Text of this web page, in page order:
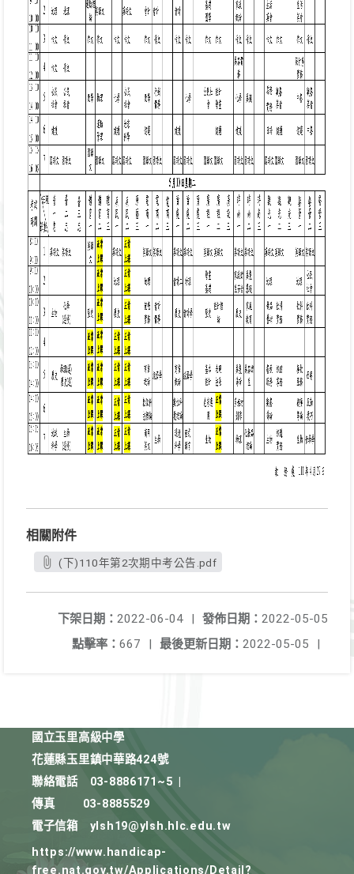
相關附件
(下)110年第2次期中考公告.pdf
發佈日期： 2022-05-05
下架日期： 2022-06-04
|
最後更新日期： 2022-05-05 |
點擊率： 667 |
國立玉里高級中學
花蓮縣玉里鎮中華路424號
聯絡電話
03-8886171~5
傳真
03-8885529
電子信箱
ylsh19@ylsh.hlc.edu.tw
https://www.handicap-
free.nat.gov.tw/Applications/Detail?